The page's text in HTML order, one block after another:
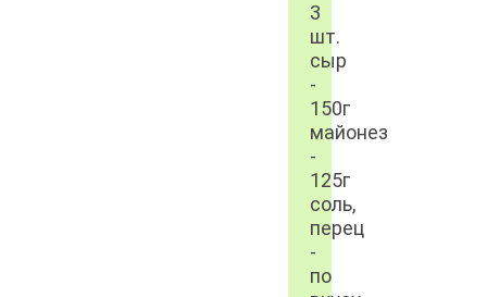
3
шт.
сыр
-
150г
майонез
-
125г
соль,
перец
-
по